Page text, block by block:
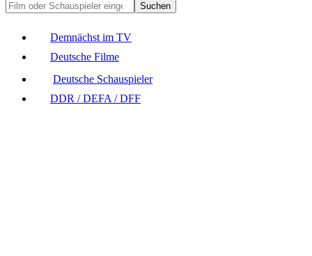
Suchen
Demnächst im TV
Deutsche Filme
Deutsche Schauspieler
DDR / DEFA / DFF